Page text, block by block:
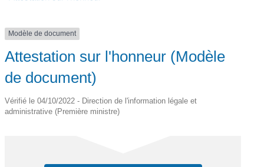
Modèle de document
Attestation sur l'honneur (Modèle
de document)
Vérifié le 04/10/2022 - Direction de l'information légale et
administrative (Première ministre)